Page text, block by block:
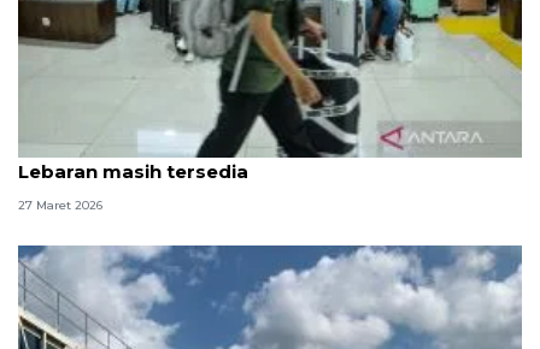
KAI Jakarta: 160 ribu tiket kereta arus balik
Lebaran masih tersedia
27 Maret 2026